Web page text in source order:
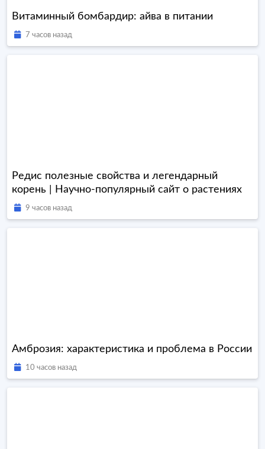
Витаминный бомбардир: айва в питании
7 часов назад
Редис полезные свойства и легендарный
корень | Научно-популярный сайт о растениях
9 часов назад
Амброзия: характеристика и проблема в России
10 часов назад